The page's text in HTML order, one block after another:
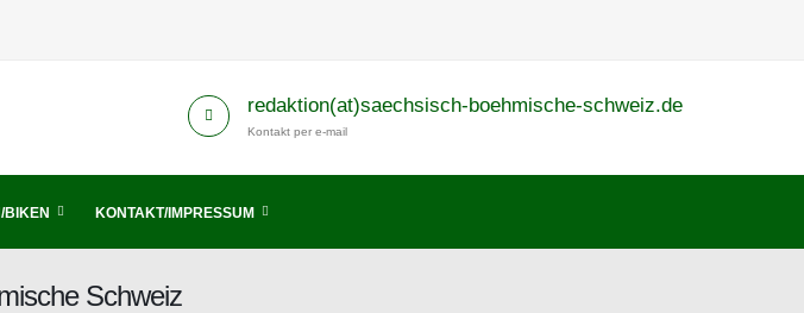
redaktion(at)saechsisch-boehmische-schweiz.de
Kontakt per e-mail
BIKEN KONTAKT/IMPRESSUM
Schweiz